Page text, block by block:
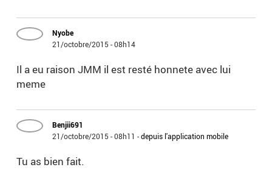
Nyobe
21/octobre/2015 - 08h14
Il a eu raison JMM il est resté honnete avec lui
meme
Benjii691
21/octobre/2015 - 08h11 -depuis l'application mobile
Tu as bien fait.